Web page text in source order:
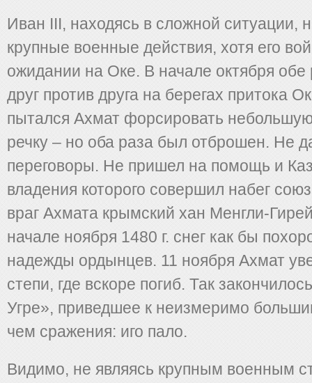
Иван III, находясь в сложной ситуации,
крупные военные действия, хотя его
ожидании на Оке. В начале октября обе
друг против друга на берегах притока
пытался Ахмат форсировать
речку – но оба раза был отброшен. Не
переговоры. Не пришел на помощь и
владения которого совершил набег
враг Ахмата крымский хан Менгли-
начале ноября 1480 г. снег как бы
надежды ордынцев. 11 ноября Ахмат
степи, где вскоре погиб. Так
Угре», приведшее к неизмеримо
чем сражения: иго пало.
Видимо, не являясь крупным военным